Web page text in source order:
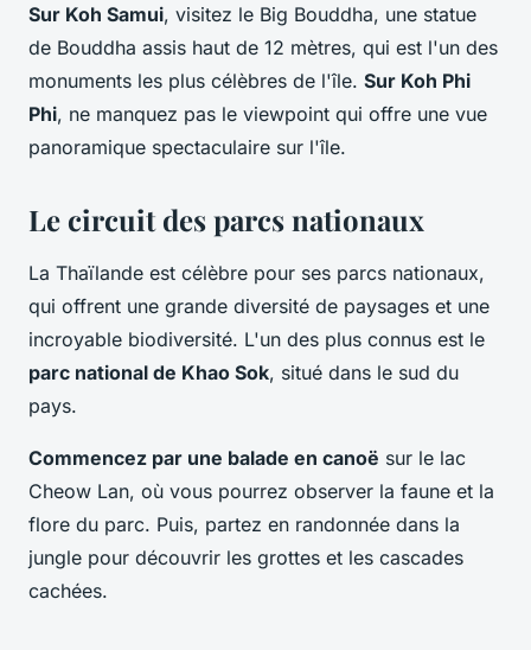
Sur Koh Samui, visitez le Big Bouddha, une statue
de Bouddha assis haut de 12 mètres, qui est l'un des
monuments les plus célèbres de l'île. Sur Koh Phi
Phi, ne manquez pas le viewpoint qui offre une vue
panoramique spectaculaire sur l'île.
Le circuit des parcs nationaux
La Thaïlande est célèbre pour ses parcs nationaux,
qui offrent une grande diversité de paysages et une
incroyable biodiversité. L'un des plus connus est le
parc national de Khao Sok, situé dans le sud du
pays.
Commencez par une balade en canoë sur le lac
Cheow Lan, où vous pourrez observer la faune et la
flore du parc. Puis, partez en randonnée dans la
jungle pour découvrir les grottes et les cascades
cachées.